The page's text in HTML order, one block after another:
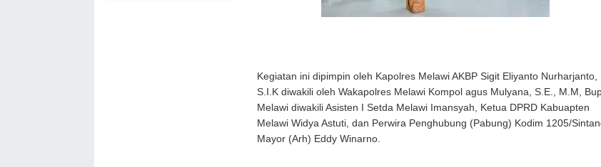
Kegiatan ini dipimpin oleh Kapolres Melawi AKBP Sigit Eliyanto Nurharjanto,
S.I.K diwakili oleh Wakapolres Melawi Kompol agus Mulyana, S.E., M.M,
Melawi diwakili Asisten I Setda Melawi Imansyah, Ketua DPRD Kabuapten
Melawi Widya Astuti, dan Perwira Penghubung (Pabung) Kodim 1205/
Mayor (Arh) Eddy Winarno.